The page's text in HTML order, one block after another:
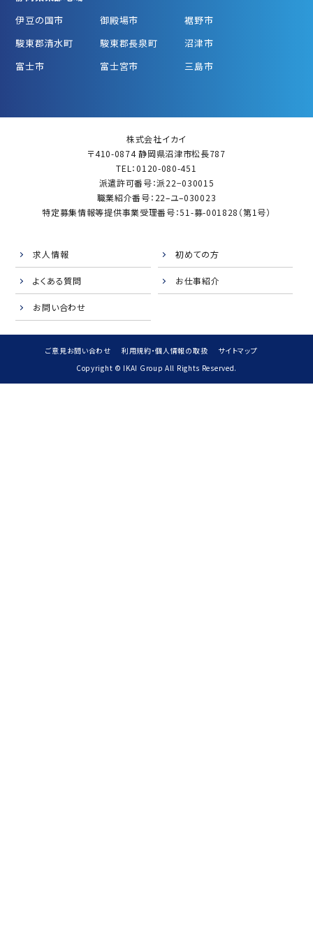
伊豆の国市
御殿場市
裾野市
駿東郡清水町
駿東郡長泉町
沼津市
富士市
富士宮市 三島市
株式会社イカイ
〒410-0874 静岡県沼津市松長787
TEL：0120-080-451
派遣許可番号：派22−030015
職業紹介番号：22–ユ–030023
特定募集情報等提供事業受理番号：51-募-001828（第1号）
求人情報 初めての方
よくある質問 お仕事紹介
お問い合わせ
ご意見お問い合わせ 利用規約・個人情報の取扱
サイトマップ
Copyright © IKAI Group All Rights Reserved.